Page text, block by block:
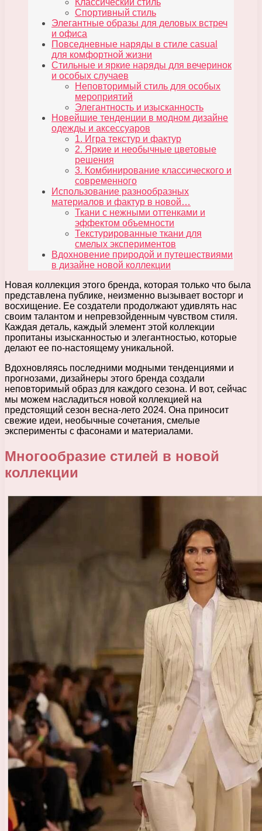
Классический стиль
Спортивный стиль
Элегантные образы для деловых встреч
и офиса
Повседневные наряды в стиле casual
для комфортной жизни
Стильные и яркие наряды для вечеринок
и особых случаев
Неповторимый стиль для особых
мероприятий
Элегантность и изысканность
Новейшие тенденции в модном дизайне
одежды и аксессуаров
1. Игра текстур и фактур
2. Яркие и необычные цветовые
решения
3. Комбинирование классического и
современного
Использование разнообразных
материалов и фактур в новой…
Ткани с нежными оттенками и
эффектом объемности
Текстурированные ткани для
смелых экспериментов
Вдохновение природой и путешествиями
в дизайне новой коллекции
Новая коллекция этого бренда, которая только что была
представлена публике, неизменно вызывает восторг и
восхищение. Ее создатели продолжают удивлять нас
своим талантом и непревзойденным чувством стиля.
Каждая деталь, каждый элемент этой коллекции
пропитаны изысканностью и элегантностью, которые
делают ее по-настоящему уникальной.
Вдохновляясь последними модными тенденциями и
прогнозами, дизайнеры этого бренда создали
неповторимый образ для каждого сезона. И вот, сейчас
мы можем насладиться новой коллекцией на
предстоящий сезон весна-лето 2024. Она приносит
свежие идеи, необычные сочетания, смелые
эксперименты с фасонами и материалами.
Многообразие стилей в новой
коллекции